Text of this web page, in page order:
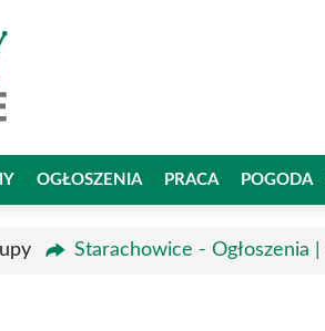
OGŁOSZENIA PRACA POGODA
Starachowice - Ogłoszenia